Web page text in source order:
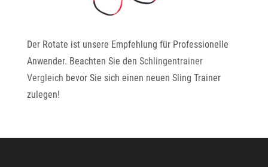
Der Rotate ist unsere Empfehlung für Professionelle
Anwender. Beachten Sie den Schlingentrainer
Vergleich bevor Sie sich einen neuen Sling Trainer
zulegen!